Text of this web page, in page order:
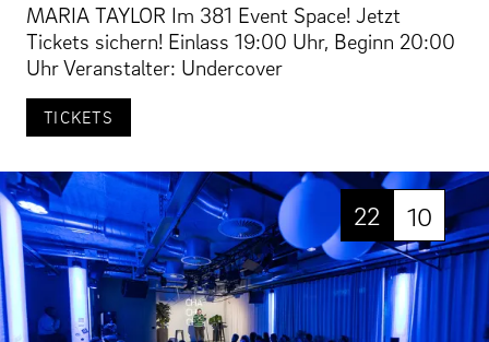
MARIA TAYLOR Im 381 Event Space! Jetzt
Tickets sichern! Einlass 19:00 Uhr, Beginn 20:00
Uhr Veranstalter: Undercover
TICKETS
22 10